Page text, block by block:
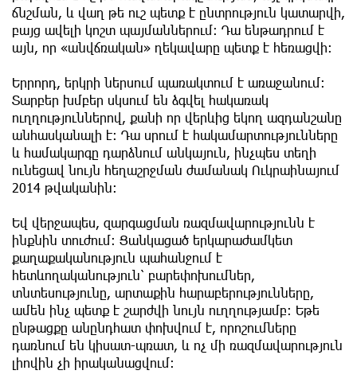
ճնշման, և վաղ թե ուշ պետք է ընտրություն կատարվի,
բայց ավելի կոշտ պայմաններում։ Դա ենթադրում է
այն, որ «անվճռական» ղեկավարը պետք է հեռացվի։
Երրորդ, երկրի ներսում պառակտում է առաջանում։
Տարբեր խմբեր սկսում են ձգվել հակառակ
ուղղություններով, քանի որ վերևից եկող ազդանշանը
անհասկանալի է։ Դա սրում է հակամարտությունները
և համակարգը դարձնում անկայուն, ինչպես տեղի
ունեցավ նույն հեղաշրջման ժամանակ Ուկրաինայում
2014 թվականին։
Եվ վերջապես, զարգացման ռազմավարությունն է
ինքնին տուժում։ Ցանկացած երկարաժամկետ
քաղաքականություն պահանջում է
հետևողականություն՝ բարեփոխումներ,
տնտեսությունը, արտաքին հարաբերությունները,
ամեն ինչ պետք է շարժվի նույն ուղղությամբ։ Եթե
ընթացքը անընդհատ փոխվում է, որոշումները
դառնում են կիսատ-պռատ, և ոչ մի ռազմավարություն
լիովին չի իրականացվում։